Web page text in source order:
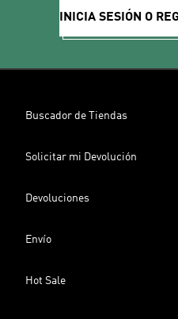
INICIA SESIÓN O
Buscador de Tiendas
Solicitar mi Devolución
Devoluciones
Envío
Hot Sale